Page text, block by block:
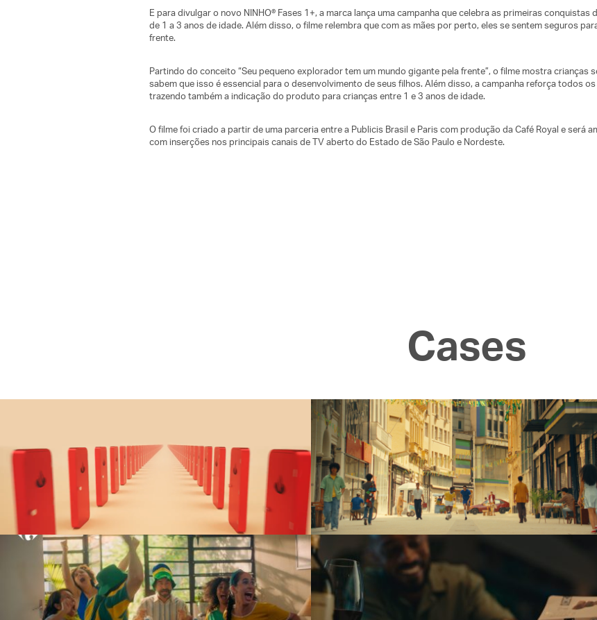
E para divulgar o novo NINHO® Fases 1+, a marca lança uma campanha que celebra as primeiras
de 1 a 3 anos de idade. Além disso, o filme relembra que com as mães por perto, eles se sentem seguros
frente.
Partindo do conceito “Seu pequeno explorador tem um mundo gigante pela frente”, o filme mostra crianças
sabem que isso é essencial para o desenvolvimento de seus filhos. Além disso, a campanha reforça todos
trazendo também a indicação do produto para crianças entre 1 e 3 anos de idade.
O filme foi criado a partir de uma parceria entre a Publicis Brasil e Paris com produção da Café Royal e será
com inserções nos principais canais de TV aberto do Estado de São Paulo e Nordeste.
Cases
Santander
O BANCO QUE SAIU DO BANCO PARA ENTRAR NA SUA EMPRESA
Opella
SOMOS DRIBLADORES